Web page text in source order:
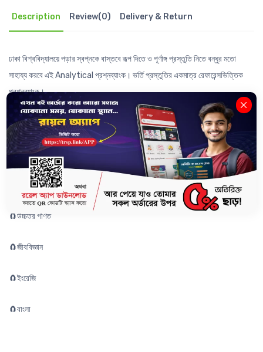
Description Review(0) Delivery & Return
ঢাকা বিশ্ববিদ্যালয়ে পড়ার স্বপ্নকে বাস্তবে রূপ দিতে ও পূর্ণাঙ্গ প্রস্তুতি নিতে বন্ধুর মতো
সাহায্য করবে এই Analytical প্রশ্নব্যাংক। ভর্তি প্রস্তুতির একমাত্র রেফারেন্সভিত্তিক
প্রশ্নব্যাংক।
🧲পদার্থবিজ্ঞান
রসায়ন
🧲উচ্চতর গণিত
🧲জীববিজ্ঞান
🧲ইংরেজি
🧲বাংলা